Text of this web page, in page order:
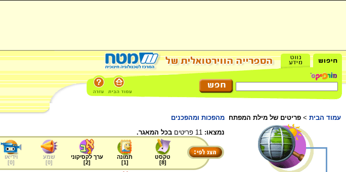
עמוד הבית > פריטים של מילת המפתח מהפכות ומהפכנים
נמצאו:
בכל המאגר.
טקסט
[
8
]
תמונה
[
1
]
ערך לקסיקוני
[
2
]
שמע
[
0
]
וידיאו
[
0
]